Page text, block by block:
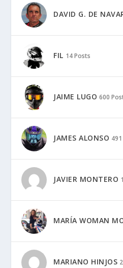
DAVID G. DE
FIL 14 Posts
JAIME LUGO 600
JAMES ALONSO
JAVIER MONTERO
MARÍA WOMAN
MARIANO HINJOS